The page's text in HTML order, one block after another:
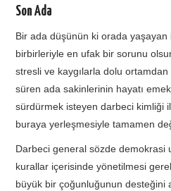
Son Ada
Bir ada düşünün ki orada
birbirleriyle en ufak bir sorunu
stresli ve kaygılarla dolu
süren ada sakinlerinin hayatı
sürdürmek isteyen darbeci kimliği
buraya yerleşmesiyle tamamen
Darbeci general sözde demokrasi
kurallar içerisinde yönetilmesi
büyük bir çoğunluğunun desteğini